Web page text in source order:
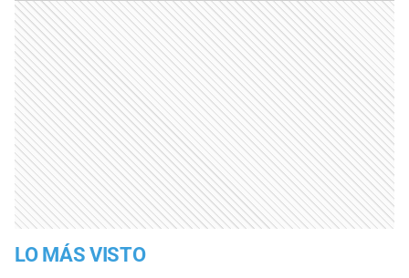
LO MÁS VISTO